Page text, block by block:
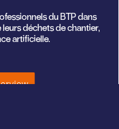
du BTP dans
déchets de chantier,
artificielle.